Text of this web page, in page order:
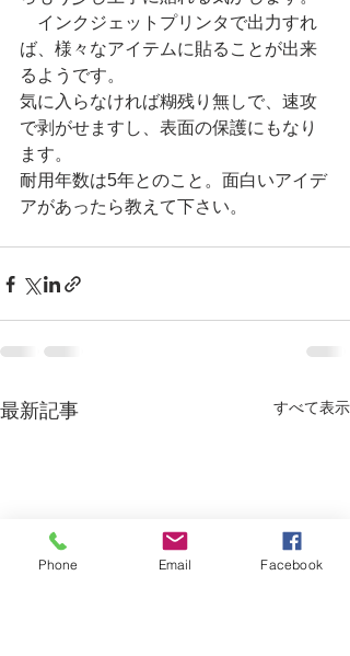
インクジェットプリンタで出力すれ
ば、様々なアイテムに貼ることが出来
るようです。
気に入らなければ糊残り無しで、速攻
で剥がせますし、表面の保護にもなり
ます。
耐用年数は5年とのこと。面白いアイデ
アがあったら教えて下さい。
最新記事 すべて表示
Phone Email Facebook